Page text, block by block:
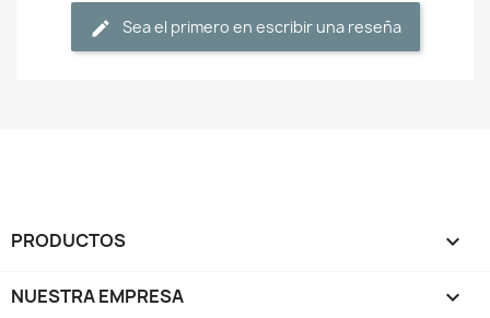
Sea el primero en escribir una reseña
PRODUCTOS 
NUESTRA EMPRESA 